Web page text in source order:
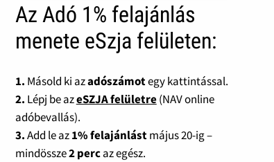
Az Adó 1% felajánlás
menete eSzja felületen:
1. Másold ki azadószámotegy kattintással.
2. Lépj be azeSZJA felületre(NAV online
adóbevallás).
3.Add le az1% felajánlástmájus 20-ig –
mindössze2 percaz egész.